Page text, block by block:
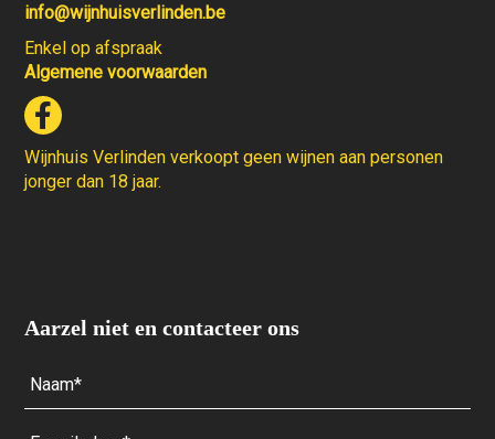
info@wijnhuisverlinden.be
Enkel op afspraak
Algemene voorwaarden
Wijnhuis Verlinden verkoopt geen wijnen aan personen
jonger dan 18 jaar.
Aarzel niet en contacteer ons